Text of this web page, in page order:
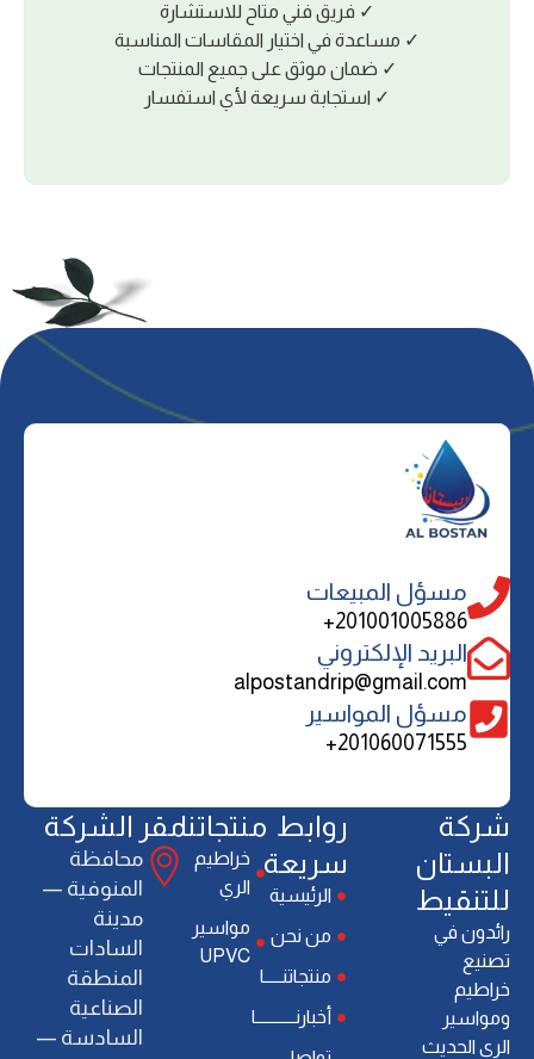
✓ ﻓﺮﻳﻖ ﻓﻨﻲ ﻣﺘﺎح ﻟﻼﺳﺘﺸﺎرة
✓ ﻣﺴﺎﻋﺪة ﻓﻲ اﺧﺘﻴﺎر اﻟﻤﻘﺎﺳﺎت اﻟﻤﻨﺎﺳﺒﺔ
✓ ﺿﻤﺎن ﻣﻮﺛﻖ ﻋﻠﻰ ﺟﻤﻴﻊ اﻟﻤﻨﺘﺠﺎت
✓ اﺳﺘﺠﺎﺑﺔ ﺳﺮﻳﻌﺔ ﻷي اﺳﺘﻔﺴﺎر
مسؤل المبيعات
201001005886+
البريد الإلكتروني
alpostandrip@gmail.com
مسؤل المواسير
201060071555+
ﺷﺮﻛﺔ
اﻟﺒﺴﺘﺎن
ﻟﻠﺘﻨﻘﻴﻂ
راﺋﺪون ﻓﻲ
ﺗﺼﻨﻴﻊ
ﺧﺮاﻃﻴﻢ
وﻣﻮاﺳﻴﺮ
اﻟﺮي اﻟﺤﺪﻳﺚ
روابط
سريعة
الرئيسية
من نحن
منتجاتنـــــا
أخبارنـــــــــــا
منتجاتنا
خراطيم
الري
ﻣﻮاﺳﻴﺮ
UPVC
مقر الشركة
ﻣﺤﺎﻓﻈﺔ
اﻟﻤﻨﻮﻓﻴﺔ —
ﻣﺪﻳﻨﺔ
اﻟﺴﺎدات
اﻟﻤﻨﻄﻘﺔ
اﻟﺼﻨﺎﻋﻴﺔ
اﻟﺴﺎدﺳﺔ —